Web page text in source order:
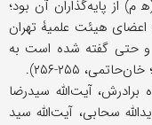
از پایه‌گذاران آن بود؛
هیئت علمیۀ تهران
و حتى گفته شده است به
۲۸ مرداد ۱۳۳۲، همراه برادرش، آیت‌الله سیدرضا
سحابی، آیت‌الله سید